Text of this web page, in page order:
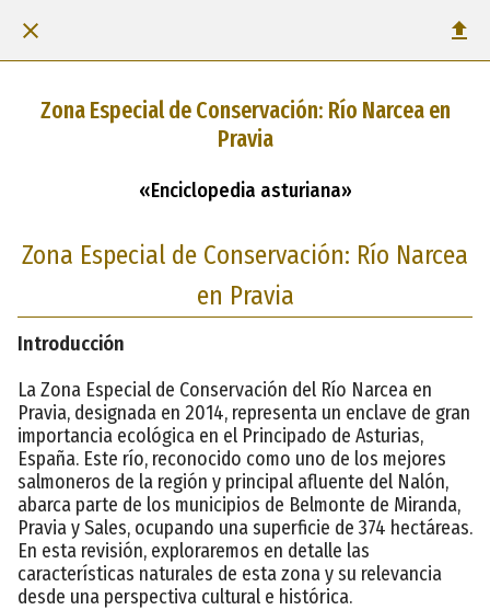
Zona Especial de Conservación: Río Narcea en
Pravia
«Enciclopedia asturiana»
Zona Especial de Conservación: Río Narcea
en Pravia
Introducción
La Zona Especial de Conservación del Río Narcea en
Pravia, designada en 2014, representa un enclave de gran
importancia ecológica en el Principado de Asturias,
España. Este río, reconocido como uno de los mejores
salmoneros de la región y principal afluente del Nalón,
abarca parte de los municipios de Belmonte de Miranda,
Pravia y Sales, ocupando una superficie de 374 hectáreas.
En esta revisión, exploraremos en detalle las
características naturales de esta zona y su relevancia
desde una perspectiva cultural e histórica.